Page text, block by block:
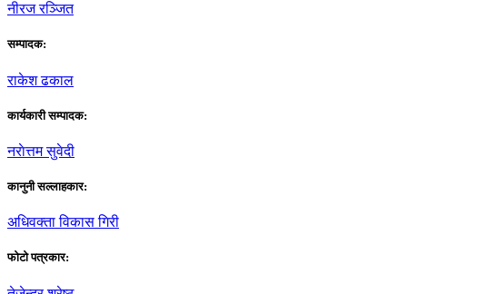
नीरज रञ्जित
सम्पादक:
राकेश ढकाल
कार्यकारी सम्पादक:
नराेत्तम सुवेदी
कानुनी सल्लाहकार:
अधिवक्ता विकास गिरी
फाेटाे पत्रकार: